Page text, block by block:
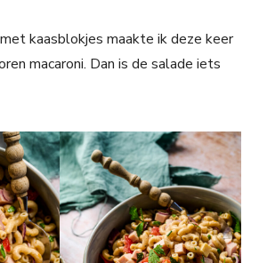
kaasblokjes maakte ik deze keer
macaroni. Dan is de salade iets